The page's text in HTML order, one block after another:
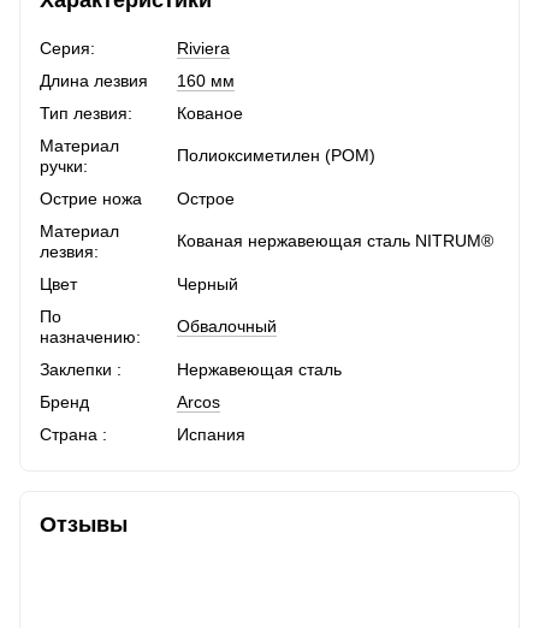
Серия:
Riviera
Длина лезвия
160 мм
Тип лезвия:
Кованое
Материал
ручки:
Полиоксиметилен (POM)
Острие ножа
Острое
Материал
лезвия:
Кованая нержавеющая сталь NITRUM®
Цвет
Черный
По
назначению:
Обвалочный
Заклепки :
Нержавеющая сталь
Бренд
Arcos
Страна :
Испания
Отзывы